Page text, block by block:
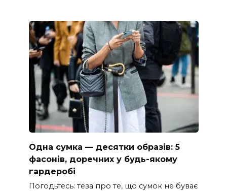
Одна сумка — десятки образів: 5
фасонів, доречних у будь-якому
гардеробі
Погодьтесь: теза про те, що сумок не буває